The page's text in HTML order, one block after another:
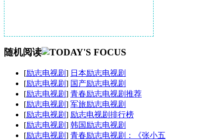
随机阅读
[励志电视剧] 日本励志电视剧
[励志电视剧] 国产励志电视剧
[励志电视剧] 青春励志电视剧推荐
[励志电视剧] 军旅励志电视剧
[励志电视剧] 励志电视剧排行榜
[励志电视剧] 韩国励志电视剧
[励志电视剧] 青春励志电视剧：《张小五